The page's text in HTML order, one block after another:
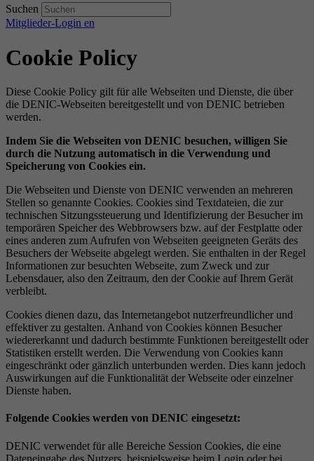
Suchen
Mitglieder-Login en
Cookie Policy
Diese Cookie Policy gilt für alle Webseiten und Dienste, die über
die DENIC-Webseiten bereitgestellt und von DENIC betrieben
werden.
Indem Sie die Webseiten von DENIC besuchen, willigen Sie
durch die Nutzung automatisch in die Verwendung und
Speicherung von Cookies ein.
Die Webseiten und Dienste von DENIC verwenden an mehreren
Stellen so genannte Cookies. Cookies sind Textdateien, die zur
technischen Sitzungssteuerung und Identifizierung der Besucher im
temporären Speicher des Webbrowsers bzw. auf der Festplatte oder
eines anderen zum Aufrufen von Webseiten geeigneten Geräts des
Besuchers der Webseite abgelegt werden. Sie enthalten in der Regel
Informationen zur besuchten Webseite, zum Zweck und zur
Lebensdauer, also den Zeitraum, den der Cookie auf Ihrem Gerät
verbleibt.
Cookies dienen dazu, das Internetangebot nutzerfreundlicher und
effektiver zu gestalten. Anhand von Cookies können Besucher
wiedererkannt und dadurch bestimmte Funktionen bereitgestellt oder
Statistiken erstellt werden. Die Verwendung von Cookies kann
eingeschränkt oder gänzlich unterbunden werden. Dies kann jedoch
Auswirkungen auf die Funktionalität der Webseite oder einzelner
Dienste haben.
Folgende Cookies werden von DENIC eingesetzt:
DENIC verwendet für alle Bereiche Session Cookies, die eine
Dateneingabe des Nutzers, beispielsweise beim Login oder bei